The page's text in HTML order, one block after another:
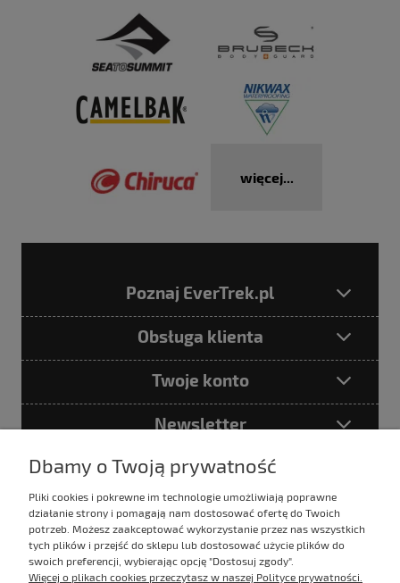
więcej...
Poznaj EverTrek.pl
Obsługa klienta
Twoje konto
Newsletter
Podając adres e-mail akceptujesz
Politykę prywatności
Dbamy o Twoją prywatność
Pliki cookies i pokrewne im technologie umożliwiają poprawne
działanie strony i pomagają nam dostosować ofertę do Twoich
potrzeb. Możesz zaakceptować wykorzystanie przez nas wszystkich
tych plików i przejść do sklepu lub dostosować użycie plików do
swoich preferencji, wybierając opcję "Dostosuj zgody".
Więcej o plikach cookies przeczytasz w naszej Polityce prywatności.